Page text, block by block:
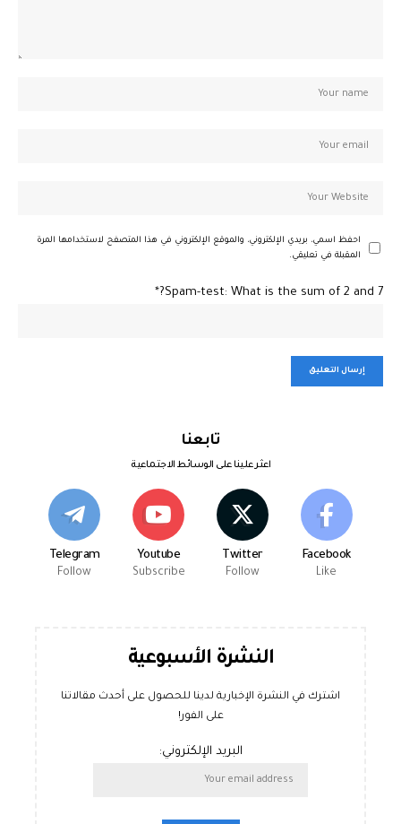
احفظ اسمي، بريدي الإلكتروني، والموقع الإلكتروني في هذا المتصفح لاستخدامها المرة
المقبلة في تعليقي.
Spam-test: What is the sum of 2 and 7?*
تابعنا
اعثر علينا على الوسائط الاجتماعية
Facebook
Like
Twitter
Follow
Youtube
Subscribe
Telegram
Follow
النشرة الأسبوعية
اشترك في النشرة الإخبارية لدينا للحصول على أحدث مقالاتنا
على الفور!
البريد الإلكتروني: